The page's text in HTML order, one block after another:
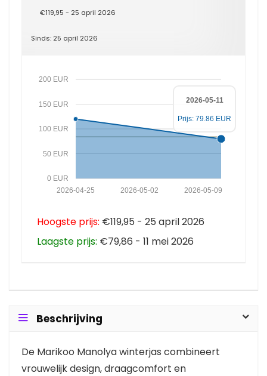
€119,95 - 25 april 2026
Sinds: 25 april 2026
0 EUR
50 EUR
100 EUR
150 EUR
200 EUR
2026-05-09
2026-05-02
2026-04-25
2026-05-11
Prijs: 79.86 EUR
Hoogste prijs: €119,95 - 25 april 2026
Laagste prijs: €79,86 - 11 mei 2026
Beschrijving
De Marikoo Manolya winterjas combineert
vrouwelijk design, draagcomfort en